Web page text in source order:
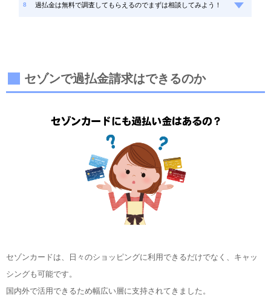
過払金は無料で調査してもらえるのでまずは相談してみよう！
セゾンで過払金請求はできるのか
セゾンカードは、日々のショッピングに利用できるだけでなく、キャッ
シングも可能です。
国内外で活用できるため幅広い層に支持されてきました。